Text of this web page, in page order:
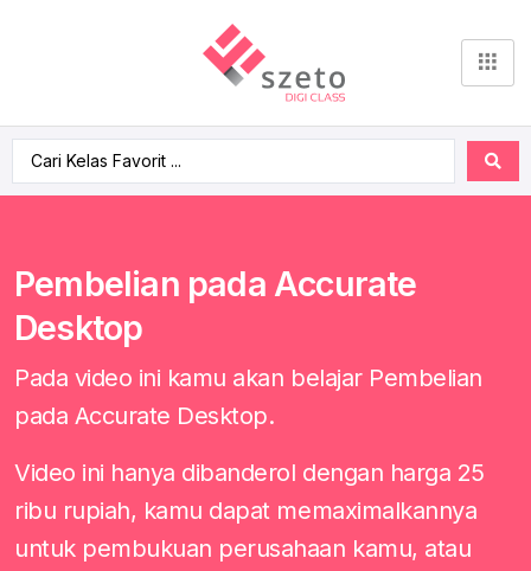
Pembelian pada Accurate
Desktop
Pada video ini kamu akan belajar Pembelian
pada Accurate Desktop.
Video ini hanya dibanderol dengan harga 25
ribu rupiah, kamu dapat memaximalkannya
untuk pembukuan perusahaan kamu, atau